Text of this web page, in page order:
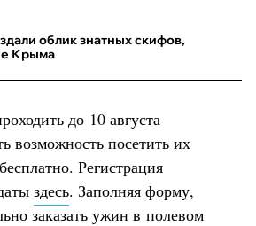
облик знатных скифов,
Крыма
до 10 августа
возможность посетить их
Регистрация
здесь. Заполняя форму,
заказать ужин в полевом